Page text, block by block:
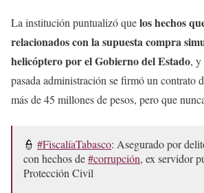
La institución puntualizó quelos hechos
relacionados con la supuesta compra
helicóptero por el Gobierno del Estado, y
pasada administración se firmó un contrato
más de 45 millones de pesos, pero que
👮 #FiscalíaTabasco: Asegurado por
con hechos de#corrupción, ex servidor
Protección Civil